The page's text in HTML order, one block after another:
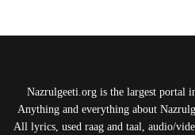
Nazrulgeeti.org is the largest portal
Anything and everything about
All lyrics, used raag and taal, audio/